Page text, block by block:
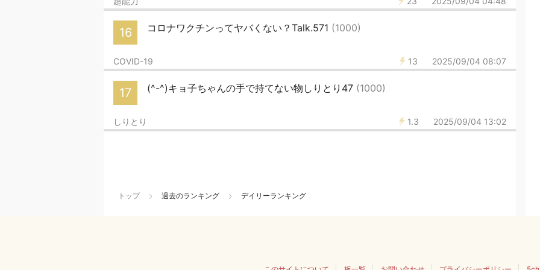
16 コロナワクチンってヤバくない？Talk.571 (1000)
13 2025/09/04 08:07
COVID-19
17 (^-^)キョ子ちゃんの手で持てない物しりとり47 (1000)
1.3 2025/09/04 13:02
しりとり
トップ 過去のランキング デイリーランキング